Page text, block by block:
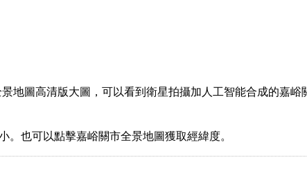
地圖高清版大圖，可以看到衛星拍攝加人工智能合成的嘉峪
。也可以點擊嘉峪關市全景地圖獲取經緯度。